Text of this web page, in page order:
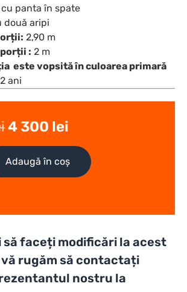
cu panta în spate
două aripi
2,90 m
: 2 m
este vopsită în culoarea primară
2 ani
4 300 lei
Adaugă în coș
să faceți modificări la acest
rugăm să contactați
nostru la